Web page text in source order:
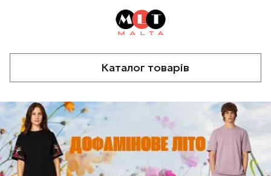
Каталог товарів